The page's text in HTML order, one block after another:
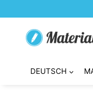
Inhalt
springen
DEUTSCH